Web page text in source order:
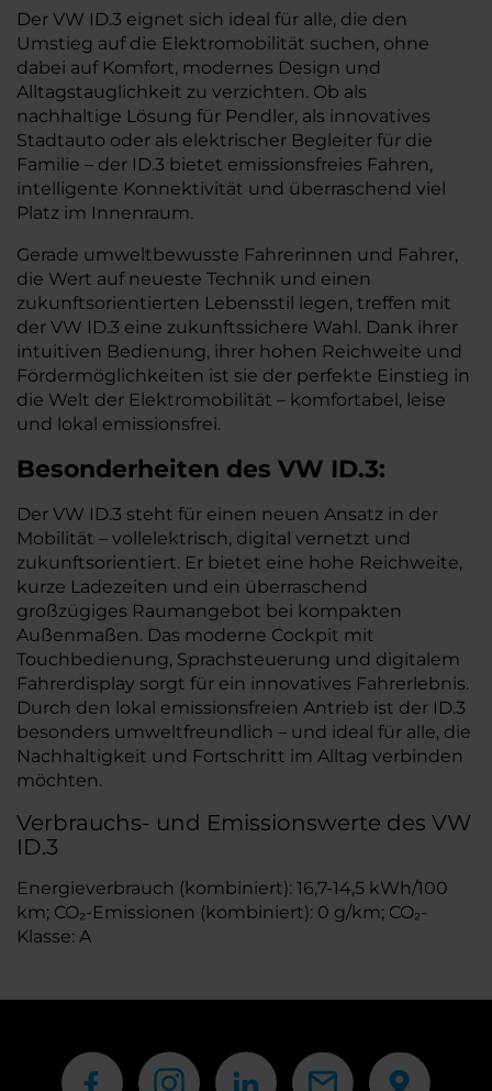
Der VW ID.3 eignet sich ideal für alle, die den
Umstieg auf die Elektromobilität suchen, ohne
dabei auf Komfort, modernes Design und
Alltagstauglichkeit zu verzichten. Ob als
nachhaltige Lösung für Pendler, als innovatives
Stadtauto oder als elektrischer Begleiter für die
Familie – der ID.3 bietet emissionsfreies Fahren,
intelligente Konnektivität und überraschend viel
Platz im Innenraum.
Gerade umweltbewusste Fahrerinnen und Fahrer,
die Wert auf neueste Technik und einen
zukunftsorientierten Lebensstil legen, treffen mit
der VW ID.3 eine zukunftssichere Wahl. Dank ihrer
intuitiven Bedienung, ihrer hohen Reichweite und
Fördermöglichkeiten ist sie der perfekte Einstieg in
die Welt der Elektromobilität – komfortabel, leise
und lokal emissionsfrei.
Besonderheiten des VW ID.3:
Der VW ID.3 steht für einen neuen Ansatz in der
Mobilität – vollelektrisch, digital vernetzt und
zukunftsorientiert. Er bietet eine hohe Reichweite,
kurze Ladezeiten und ein überraschend
großzügiges Raumangebot bei kompakten
Außenmaßen. Das moderne Cockpit mit
Touchbedienung, Sprachsteuerung und digitalem
Fahrerdisplay sorgt für ein innovatives Fahrerlebnis.
Durch den lokal emissionsfreien Antrieb ist der ID.3
besonders umweltfreundlich – und ideal für alle, die
Nachhaltigkeit und Fortschritt im Alltag verbinden
möchten.
Verbrauchs- und Emissionswerte des VW
ID.3
Energieverbrauch (kombiniert): 16,7-14,5 kWh/100
km; CO₂-Emissionen (kombiniert): 0 g/km; CO₂-
Klasse: A